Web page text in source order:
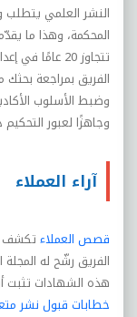
النشر العلمي يتطلب
المحكمة، وهذا ما
تتجاوز 20
الفريق بمراجعة
وضبط الأسلوب
وجاهزًا لعبور
آراء العملاء
قصص العملاء تكشف
الفريق رشّح له
هذه الشهادات تثبت
خطابات قبول نشر